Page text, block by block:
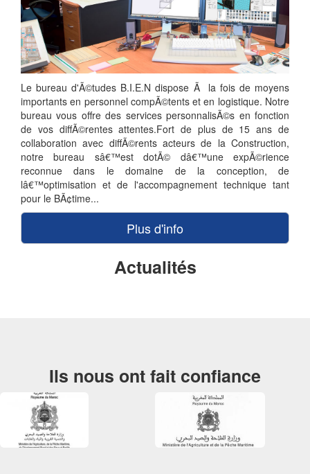
Le bureau d'Ã©tudes B.I.E.N dispose Ã la fois de moyens
importants en personnel compÃ©tents et en logistique. Notre
bureau vous offre des services personnalisÃ©s en fonction
de vos diffÃ©rentes attentes.Fort de plus de 15 ans de
collaboration avec diffÃ©rents acteurs de la Construction,
notre bureau sâ€™est dotÃ© dâ€™une expÃ©rience
reconnue dans le domaine de la conception, de
lâ€™optimisation et de l'accompagnement technique tant
pour le BÃ¢time...
Plus d'info
Actualités
Ils nous ont fait confiance